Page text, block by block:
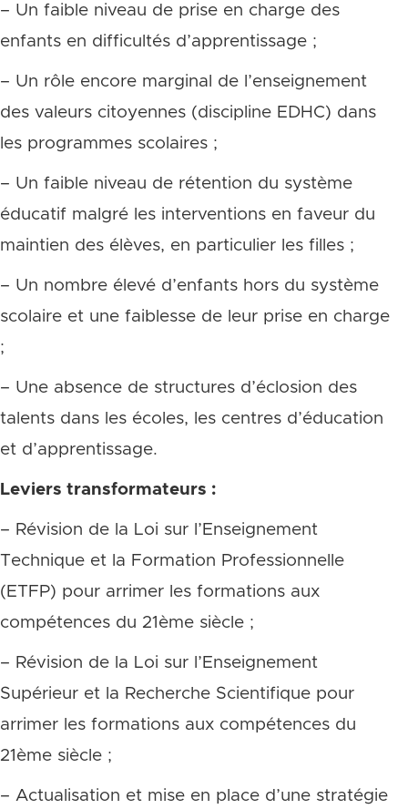
– Un faible niveau de prise en charge des
enfants en difficultés d’apprentissage ;
– Un rôle encore marginal de l’enseignement
des valeurs citoyennes (discipline EDHC) dans
les programmes scolaires ;
– Un faible niveau de rétention du système
éducatif malgré les interventions en faveur du
maintien des élèves, en particulier les filles ;
– Un nombre élevé d’enfants hors du système
scolaire et une faiblesse de leur prise en charge
;
– Une absence de structures d’éclosion des
talents dans les écoles, les centres d’éducation
et d’apprentissage.
Leviers transformateurs :
– Révision de la Loi sur l’Enseignement
Technique et la Formation Professionnelle
(ETFP) pour arrimer les formations aux
compétences du 21ème siècle ;
– Révision de la Loi sur l’Enseignement
Supérieur et la Recherche Scientifique pour
arrimer les formations aux compétences du
21ème siècle ;
– Actualisation et mise en place d’une stratégie